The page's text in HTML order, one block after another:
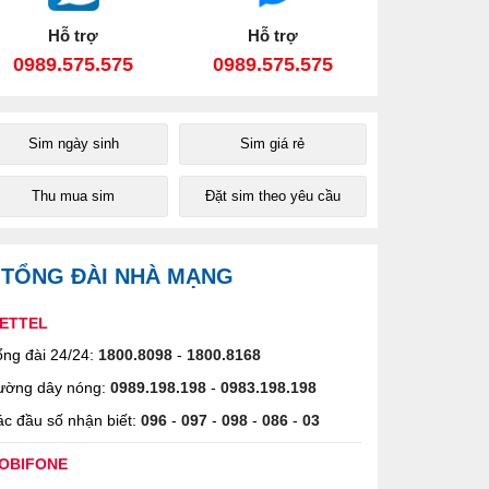
Hỗ trợ
0989.575.575
Hỗ trợ
0989.575.575
Sim ngày sinh Sim giá rẻ
Thu mua sim Đặt sim theo yêu cầu
TỔNG ĐÀI NHÀ MẠNG
đài 24/24: 1800.8098 - 1800.8168
dây nóng: 0989.198.198 - 0983.198.198
đầu số nhận biết: 096 - 097 - 098 - 086 - 03